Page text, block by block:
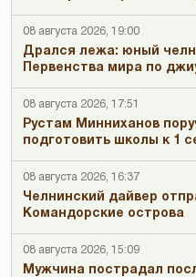
08 августа 2026, 19:00
Дрался лежа: юный
Первенства мира по
08 августа 2026, 17:51
Рустам Минниханов
подготовить школы к 1
08 августа 2026, 16:37
Челнинский дайвер
Командорские острова
08 августа 2026, 15:09
Мужчина пострадал